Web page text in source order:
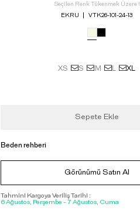
Seçilen Renk Tükenmek Üzere !
EKRU
VTK26-101-24-13
XS S M L XL
Sepete Ekle
Beden rehberi
Görünümü Satın Al
Tahmini Kargoya Veriliş Tarihi :
6 Ağustos, Perşembe - 7 Ağustos, Cuma